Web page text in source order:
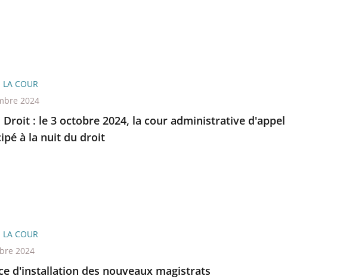
: le 3 octobre 2024, la cour administrative d'appel
à la nuit du droit
LA COUR
2024
d'installation des nouveaux magistrats
LA COUR
2024